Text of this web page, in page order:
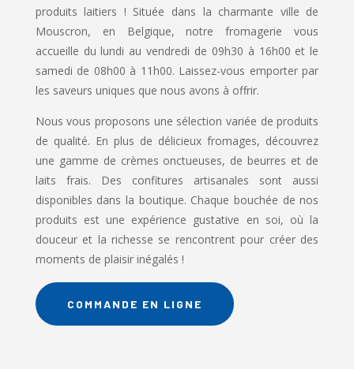
produits laitiers ! Située dans la charmante ville de
Mouscron, en Belgique, notre fromagerie vous
accueille du lundi au vendredi de 09h30 à 16h00 et le
samedi de 08h00 à 11h00. Laissez-vous emporter par
les saveurs uniques que nous avons à offrir.
Nous vous proposons une sélection variée de produits
de qualité. En plus de délicieux fromages, découvrez
une gamme de crèmes onctueuses, de beurres et de
laits frais. Des confitures artisanales sont aussi
disponibles dans la boutique. Chaque bouchée de nos
produits est une expérience gustative en soi, où la
douceur et la richesse se rencontrent pour créer des
moments de plaisir inégalés !
COMMANDE EN LIGNE